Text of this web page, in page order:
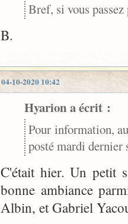
Bref, si vous
B.
04-10-2020 10:42
Hyarion a écrit :
Pour information,
posté mardi
C'était hier. Un petit
bonne ambiance
Albin, et Gabriel